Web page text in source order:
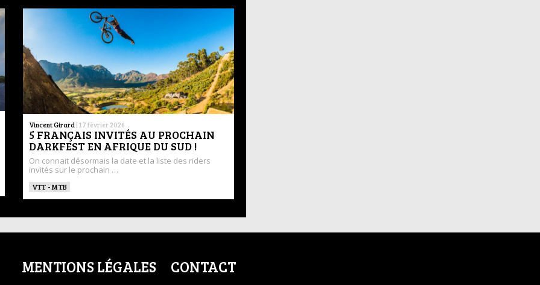
Vincent Girard | 17 février 2026
5 FRANÇAIS INVITÉS AU PROCHAIN
DARKFEST EN AFRIQUE DU SUD !
On connait désormais la date et la liste des riders
invités sur le prochain …
VTT - MTB
MENTIONS LÉGALES CONTACT